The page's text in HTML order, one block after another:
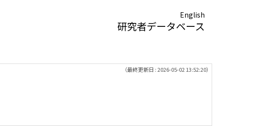
English
研究者データベース
（最終更新日 : 2026-05-02 13:52:20）